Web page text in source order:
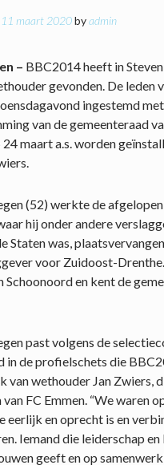
11 maart 2020byadmin
– BBC2014 heeft in
gevonden. De leden
ingestemd
van de gemeenteraad
24 maart a.s. worden
(52) werkte de
hij onder andere
Staten was,
voor Zuidoost-
Schoonoord en kent de
past volgens de
in de profielschets die
van wethouder Jan Zwiers,
FC Emmen. “We waren
eerlijk en oprecht is en
Iemand die leiderschap
geeft en op